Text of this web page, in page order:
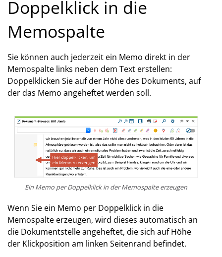
Doppelklick in die
Memospalte
Sie können auch jederzeit ein Memo direkt in der
Memospalte links neben dem Text erstellen:
Doppelklicken Sie auf der Höhe des Dokuments, auf
der das Memo angeheftet werden soll.
Ein Memo per Doppelklick in der Memospalte erzeugen
Wenn Sie ein Memo per Doppelklick in die
Memospalte erzeugen, wird dieses automatisch an
die Dokumentstelle angeheftet, die sich auf Höhe
der Klickposition am linken Seitenrand befindet.